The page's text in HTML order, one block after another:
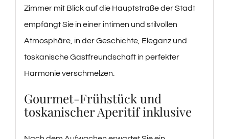
Zimmer mit Blick auf die Hauptstraße der Stadt
empfängt Sie in einer intimen und stilvollen
Atmosphäre, in der Geschichte, Eleganz und
toskanische Gastfreundschaft in perfekter
Harmonie verschmelzen.
Gourmet-Frühstück und
toskanischer Aperitif inklusive